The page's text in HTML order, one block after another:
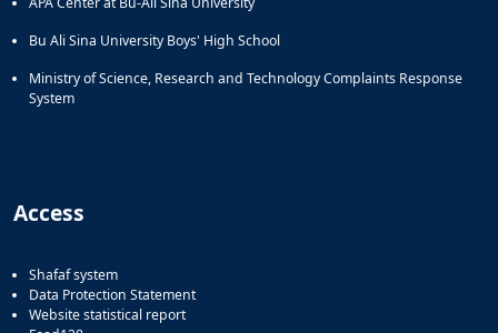
Bu Ali Sina University Boys' High School
Ministry of Science, Research and Technology Complaints Response
System
Access
Shafaf system
Data Protection Statement
Website statistical report